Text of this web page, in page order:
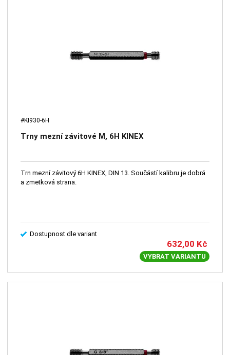
#KI930-6H
Trny mezní závitové M, 6H KINEX
Trn mezní závitový 6H KINEX, DIN 13. Součástí kalibru je dobrá
a zmetková strana.
Dostupnost dle variant
632,00 Kč
VYBRAT VARIANTU